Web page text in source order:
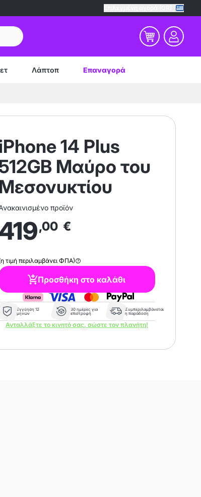
Λάπτοπ Επαναγορά
14 Plus
Μαύρο του
Μεσονυκτίου
προϊόν
,00 €
τιμή περιλαμβάνει ΦΠΑ)
Προσθήκη στο καλάθι
Εγγύηση 12
μηνών
30 ημέρες για
επιστροφή
Συμπεριλαμβάνεται
η παράδοση
Ανταλλάξτε το κινητό σας, σώστε τον πλανήτη!